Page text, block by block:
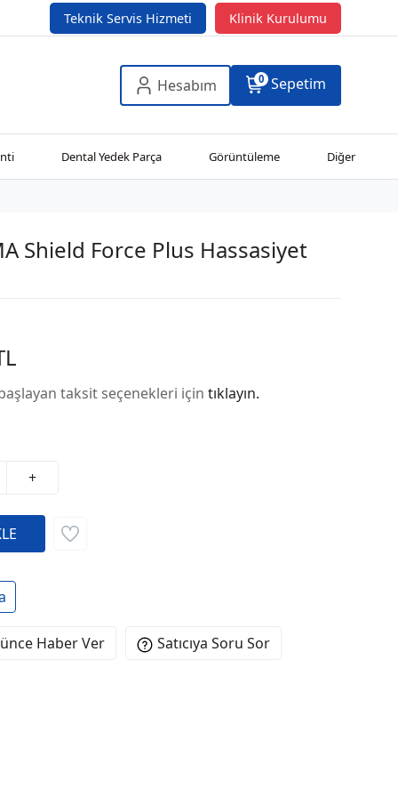
Teknik Servis Hizmeti Klinik Kurulumu
Hesabım 0 Sepetim
Dental Yedek Parça Görüntüleme Diğer
Shield Force Plus Hassasiyet
taksit seçenekleri içintıklayın.
+
Haber Ver Satıcıya Soru Sor